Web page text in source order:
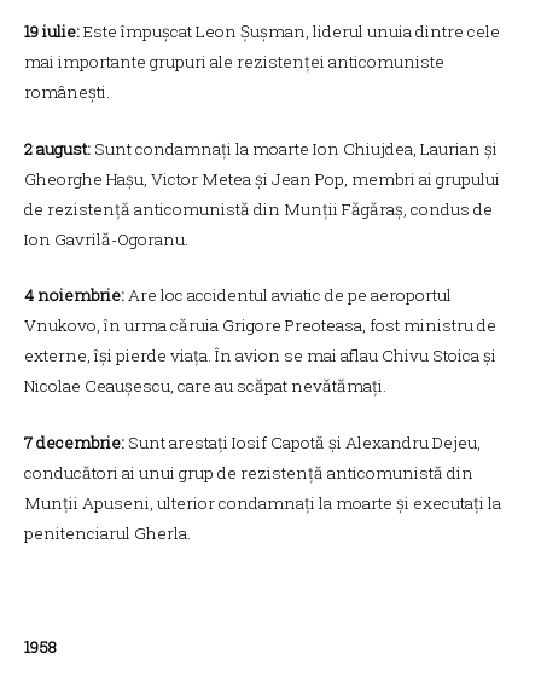
19 iulie:Este împușcat Leon Șușman, liderul unuia dintre cele
mai importante grupuri ale rezistenței anticomuniste
românești.
2 august: Sunt condamnați la moarte Ion Chiujdea, Laurian și
Gheorghe Hașu, Victor Metea și Jean Pop, membri ai grupului
de rezistență anticomunistă din Munții Făgăraș, condus de
Ion Gavrilă-Ogoranu.
4 noiembrie:Are loc accidentul aviatic de pe aeroportul
Vnukovo, în urma căruia Grigore Preoteasa, fost ministru de
externe, își pierde viața. În avion se mai aflau Chivu Stoica și
Nicolae Ceaușescu, care au scăpat nevătămați.
7 decembrie: Sunt arestați Iosif Capotă și Alexandru Dejeu,
conducători ai unui grup de rezistență anticomunistă din
Munții Apuseni, ulterior condamnați la moarte și executați la
penitenciarul Gherla.
1958